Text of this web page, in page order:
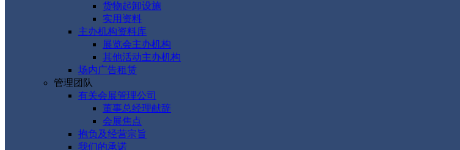
货物起卸设施
实用资料
主办机构资料库
展览会主办机构
其他活动主办机构
场内广告租赁
管理团队
有关会展管理公司
董事总经理献辞
会展焦点
抱负及经营宗旨
我们的承诺